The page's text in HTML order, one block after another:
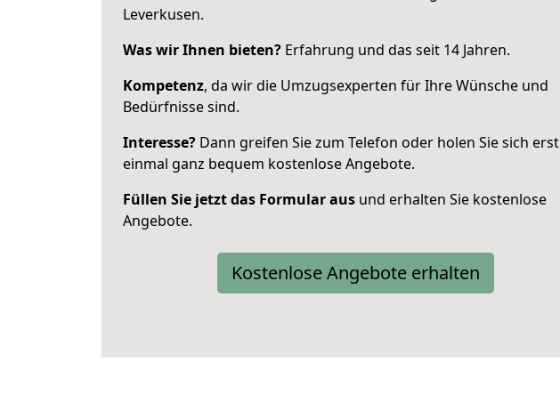
Leverkusen.
Was wir Ihnen bieten? Erfahrung und das seit 14 Jahren.
Kompetenz, da wir die Umzugsexperten für Ihre Wünsche und
Bedürfnisse sind.
Interesse? Dann greifen Sie zum Telefon oder holen Sie sich erst
einmal ganz bequem kostenlose Angebote.
Füllen Sie jetzt das Formular aus und erhalten Sie kostenlose
Angebote.
Kostenlose Angebote erhalten